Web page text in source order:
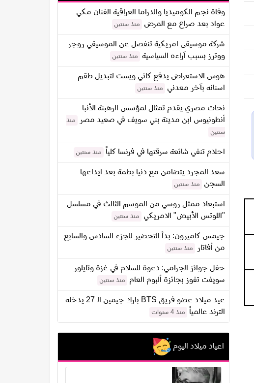
وفاة نجم الكوميديا والدراما العراقية الفنان مكي
عواد بعد صراع مع المرض
منذ سنتين
شركة موسيقى امريكية تنفصل عن الموسيقي روجر
ووترز بسبب آراءه السياسية
منذ سنتين
هوس الاستعراض يدفع كاني ويست لتبديل طقم
اسنانه بآخر معدني
منذ سنتين
نحات مصري يقدم تمثال لمؤسس الرهبنة الأنبا
أنطونيوس ابن مدينة بني سويف في صعيد مصر
منذ
سنتين
احلام تنفي شائعة سرقتها في فرنسا كلياً منذ سنتين
سعد المجرد يتضامن مع دنيا بطمة بعد ايداعها
السجن
منذ سنتين
استبعاد ممثل روسي من الموسم الثالث في مسلسل
"اللوتس الأبيض" الامريكي
منذ سنتين
جيمس كاميرون: بدأ التحضير للجزء السادس والسابع
من أفاتار
منذ سنتين
حفل جوائز الجرامي: دعوة للسلام في غزة وتايلور
سويفت تفوز بجائزة ألبوم العام
منذ سنتين
عيد ميلاد عضو فريق BTS بارك جيمين الـ 27 يدخله
الترند عالمياً
منذ 4 سنوات
اعياد ميلاد اليوم